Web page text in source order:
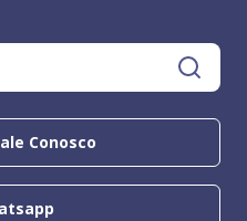
Conosco